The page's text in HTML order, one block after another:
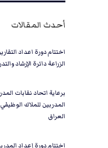
أحدث المقالات
اختتام دورة اعداد
الزراعة دائرة الإرشاد
برعاية اتحاد نقابات
المدربين للملاك
العراق
اختتام دورة إعداد